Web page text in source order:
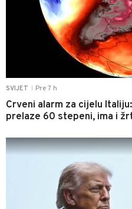
SVIJET Pre 7 h
Crveni alarm za cijelu
prelaze 60 stepeni, ima i